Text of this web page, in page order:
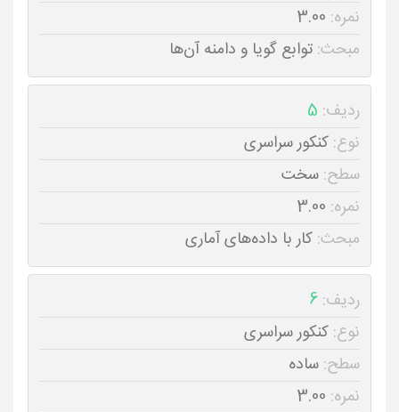
نمره: 3.00
مبحث: توابع گویا و دامنه آن‌ها
ردیف: 5
نوع: کنکور سراسری
سطح: سخت
نمره: 3.00
مبحث: کار با داده‌های آماری
ردیف: 6
نوع: کنکور سراسری
سطح: ساده
نمره: 3.00